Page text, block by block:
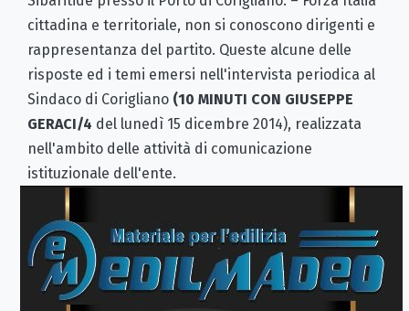
cittadina e territoriale, non si conoscono dirigenti e
rappresentanza del partito. Queste alcune delle
risposte ed i temi emersi nell'intervista periodica al
Sindaco di Corigliano (10 MINUTI CON GIUSEPPE
GERACI/4 del lunedì 15 dicembre 2014), realizzata
nell'ambito delle attività di comunicazione
istituzionale dell'ente.